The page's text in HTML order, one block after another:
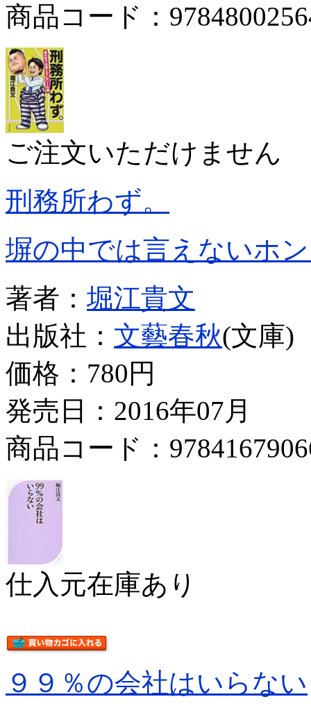
商品コード：
ご注文いただけません
刑務所わず。
塀の中では言えないホ
著者： 堀江貴文
出版社： 文藝春秋(文庫)
価格： 780円
発売日：2016年07月
商品コード：
仕入元在庫あり
９９％の会社はいらない